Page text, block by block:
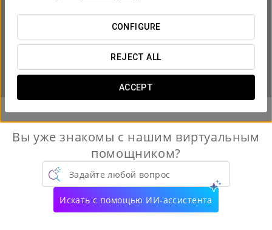
CONFIGURE
REJECT ALL
ACCEPT
 
Вы уже знакомы с нашим виртуальным
помощником?
Задайте любой вопрос
Искать с помощью ИИ-ассистента